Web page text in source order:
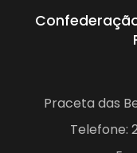
Praceta das
Telefone: